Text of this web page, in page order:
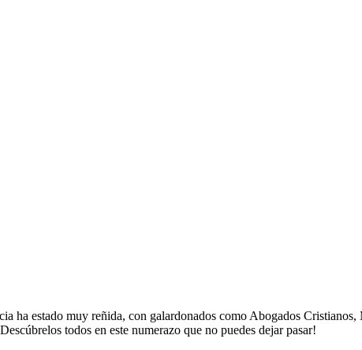
ha estado muy reñida, con galardonados como Abogados
todos en este numerazo que no puedes dejar pasar!